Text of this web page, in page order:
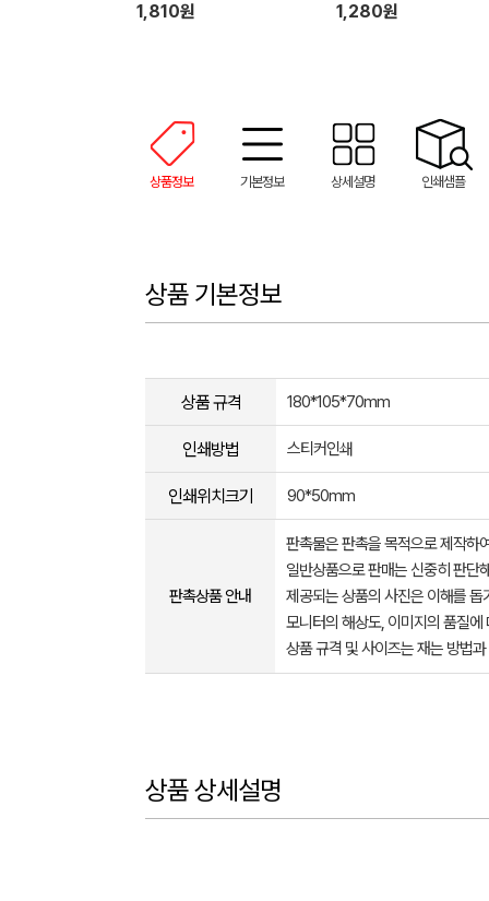
1,810원 1,280원
상품정보 기본정보 상세설명 인쇄샘플
상품 기본정보
상품 규격 180*105*70mm
인쇄방법 스티커인쇄
인쇄위치크기 90*50mm
판촉상품 안내
판촉물은 판촉을 목적으로 제작하
일반상품으로 판매는 신중히 판단
제공되는 상품의 사진은 이해를
모니터의 해상도, 이미지의 품질
상품 규격 및 사이즈는 재는 방법
상품 상세설명